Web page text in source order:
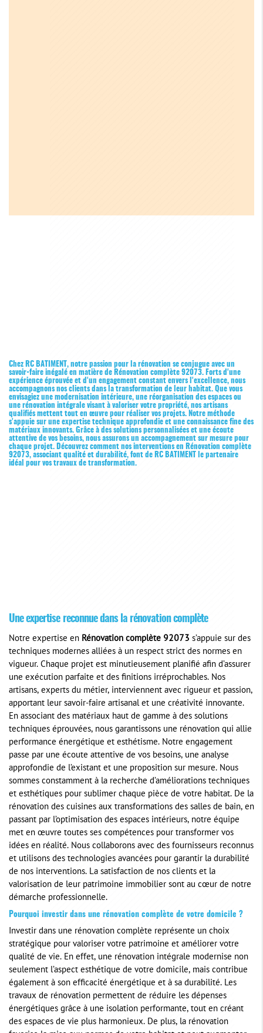
Chez RC BATIMENT, notre passion pour la rénovation se conjugue avec un
savoir-faire inégalé en matière de Rénovation complète 92073. Forts d'une
expérience éprouvée et d'un engagement constant envers l'excellence, nous
accompagnons nos clients dans la transformation de leur habitat. Que vous
envisagiez une modernisation intérieure, une réorganisation des espaces ou
une rénovation intégrale visant à valoriser votre propriété, nos artisans
qualifiés mettent tout en œuvre pour réaliser vos projets. Notre méthode
s'appuie sur une expertise technique approfondie et une connaissance fine des
matériaux innovants. Grâce à des solutions personnalisées et une écoute
attentive de vos besoins, nous assurons un accompagnement sur mesure pour
chaque projet. Découvrez comment nos interventions en Rénovation complète
92073, associant qualité et durabilité, font de RC BATIMENT le partenaire
idéal pour vos travaux de transformation.
Une expertise reconnue dans la rénovation complète
Notre expertise en Rénovation complète 92073 s’appuie sur des
techniques modernes alliées à un respect strict des normes en
vigueur. Chaque projet est minutieusement planifié afin d’assurer
une exécution parfaite et des finitions irréprochables. Nos
artisans, experts du métier, interviennent avec rigueur et passion,
apportant leur savoir-faire artisanal et une créativité innovante.
En associant des matériaux haut de gamme à des solutions
techniques éprouvées, nous garantissons une rénovation qui allie
performance énergétique et esthétisme. Notre engagement
passe par une écoute attentive de vos besoins, une analyse
approfondie de l’existant et une proposition sur mesure. Nous
sommes constamment à la recherche d’améliorations techniques
et esthétiques pour sublimer chaque pièce de votre habitat. De la
rénovation des cuisines aux transformations des salles de bain, en
passant par l’optimisation des espaces intérieurs, notre équipe
met en œuvre toutes ses compétences pour transformer vos
idées en réalité. Nous collaborons avec des fournisseurs reconnus
et utilisons des technologies avancées pour garantir la durabilité
de nos interventions. La satisfaction de nos clients et la
valorisation de leur patrimoine immobilier sont au cœur de notre
démarche professionnelle.
Pourquoi investir dans une rénovation complète de votre domicile ?
Investir dans une rénovation complète représente un choix
stratégique pour valoriser votre patrimoine et améliorer votre
qualité de vie. En effet, une rénovation intégrale modernise non
seulement l’aspect esthétique de votre domicile, mais contribue
également à son efficacité énergétique et à sa durabilité. Les
travaux de rénovation permettent de réduire les dépenses
énergétiques grâce à une isolation performante, tout en créant
des espaces de vie plus harmonieux. De plus, la rénovation